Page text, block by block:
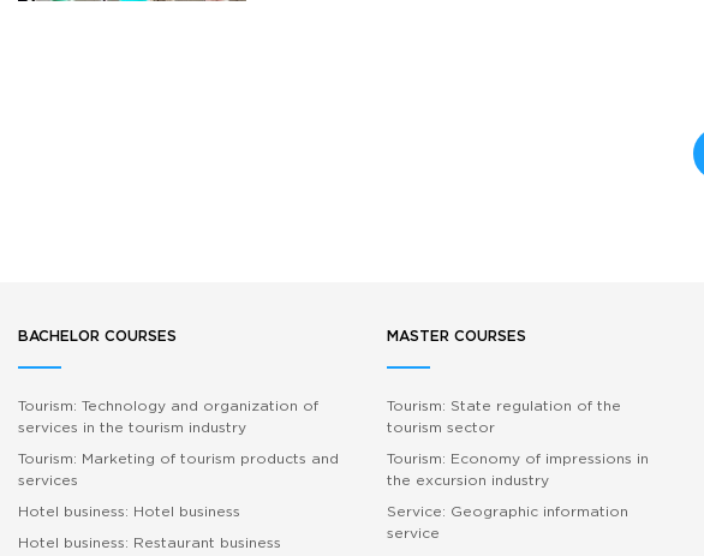
BACHELOR COURSES
Tourism: Technology and organization of
services in the tourism industry
Tourism: Marketing of tourism products and
services
Hotel business: Hotel business
Hotel business: Restaurant business
MASTER COURSES
Tourism: State regulation of the
tourism sector
Tourism: Economy of impressions in
the excursion industry
Service: Geographic information
service